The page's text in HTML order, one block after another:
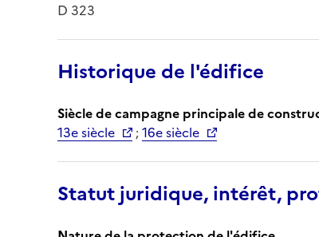
D 323
Historique de l'édifice
Siècle de campagne principale de
13e siècle
;16e siècle
Statut juridique, intérêt,